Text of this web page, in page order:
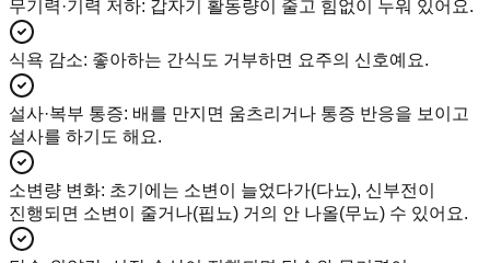
무기력·기력 저하: 갑자기 활동량이 줄고 힘없이 누워 있어요.
식욕 감소: 좋아하는 간식도 거부하면 요주의 신호예요.
설사·복부 통증: 배를 만지면 움츠리거나 통증 반응을 보이고
설사를 하기도 해요.
소변량 변화: 초기에는 소변이 늘었다가(다뇨), 신부전이
진행되면 소변이 줄거나(핍뇨) 거의 안 나올(무뇨) 수 있어요.